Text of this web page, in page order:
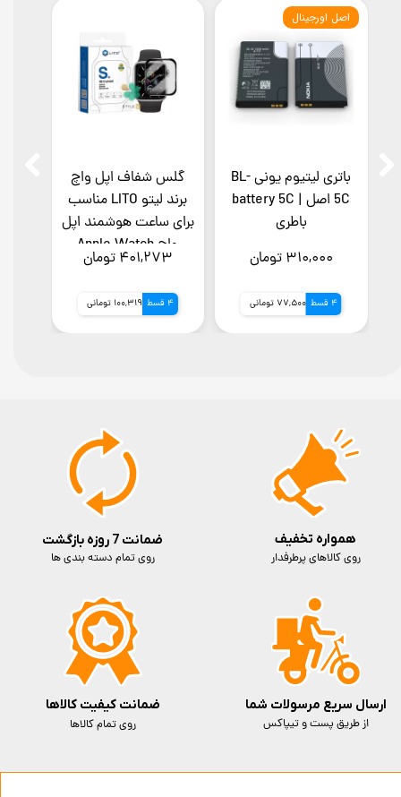
گلس شفاف اپل واچ
برند لیتو LITO مناسب
برای ساعت هوشمند اپل
واچ Apple Watch
49mm
۴۰۱,۲۷۳ تومان
4 قسط 100,319 تومانی
باتری لیتیوم یونی BL-
5C اصل | battery 5C
باطری
۳۱۰,۰۰۰ تومان
4 قسط 77,500 تومانی
اصل اورجینال
ضمانت 7 روزه بازگشت
روی تمام دسته بندی ها
ارسال سریع مرسولات شما
از طریق پست و تیپاکس
ضمانت کیفیت کالاها
روی تمام کالاها
همواره تخفیف
روی کالاهای پرطرفدار